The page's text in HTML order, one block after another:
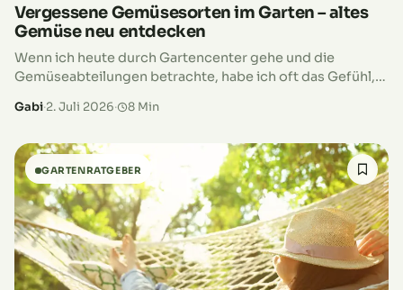
Vergessene Gemüsesorten im Garten – altes
Gemüse neu entdecken
Wenn ich heute durch Gartencenter gehe und die
Gemüseabteilungen betrachte, habe ich oft das Gefühl,
Möhren, dieselben Salate, dieselben Kohlarten.
Gabi·2. Juli 2026· 8 Min
GARTENRATGEBER